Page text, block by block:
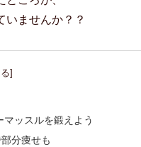
いませんか？？
ッスルを鍛えよう
分痩せも